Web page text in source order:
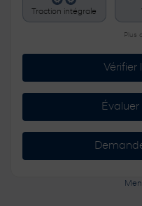
Traction intégrale
Plus
Vérifier